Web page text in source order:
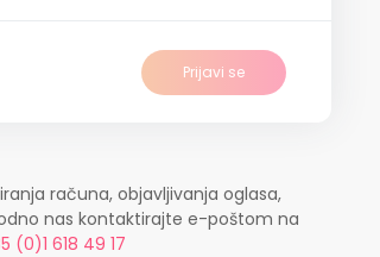
Prijavi se
računa, objavljivanja oglasa,
nas kontaktirajte e-poštom na
(0)1 618 49 17